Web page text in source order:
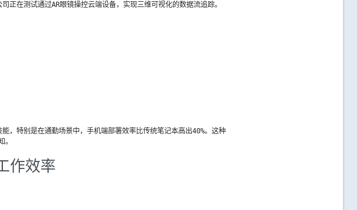
正在测试通过AR眼镜操控云端设备，实现三维可视化的数据流追踪。
，特别是在通勤场景中，手机端部署效率比传统笔记本高出40%。这种
作效率